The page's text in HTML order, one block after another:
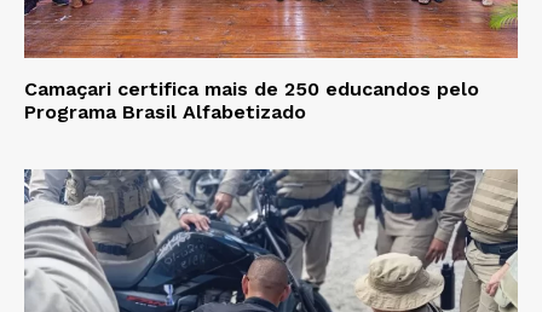
Camaçari certifica mais de 250 educandos pelo
Programa Brasil Alfabetizado